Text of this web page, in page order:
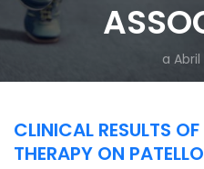
a Abril
CLINICAL RESULTS
THERAPY ON